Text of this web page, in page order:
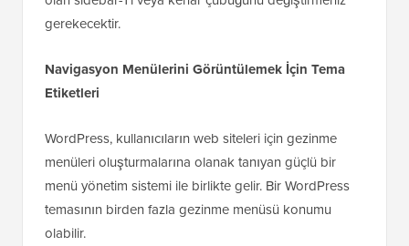
gerekecektir.
Navigasyon Menülerini Görüntülemek İçin Tema
Etiketleri
WordPress, kullanıcıların web siteleri için gezinme
menüleri oluşturmalarına olanak tanıyan güçlü bir
menü yönetim sistemi ile birlikte gelir. Bir WordPress
temasının birden fazla gezinme menüsü konumu
olabilir.